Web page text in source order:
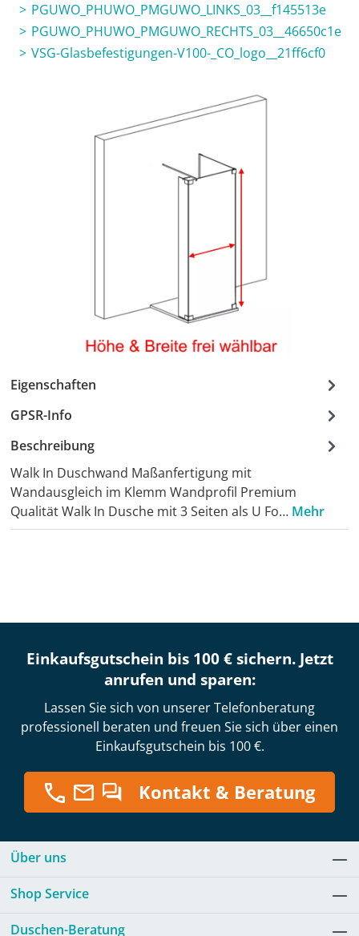
PGUWO_PHUWO_PMGUWO_LINKS_03__f145513e
PGUWO_PHUWO_PMGUWO_RECHTS_03__46650c1e
VSG-Glasbefestigungen-V100-_CO_logo__21ff6cf0
Eigenschaften
GPSR-Info
Beschreibung
Walk In Duschwand Maßanfertigung mit
Wandausgleich im Klemm Wandprofil Premium
Qualität Walk In Dusche mit 3 Seiten als U Fo… Mehr
Einkaufsgutschein bis 100 € sichern. Jetzt
anrufen und sparen:
Lassen Sie sich von unserer Telefonberatung
professionell beraten und freuen Sie sich über einen
Einkaufsgutschein bis 100 €.
Kontakt & Beratung
Über uns
Shop Service
Duschen-Beratung